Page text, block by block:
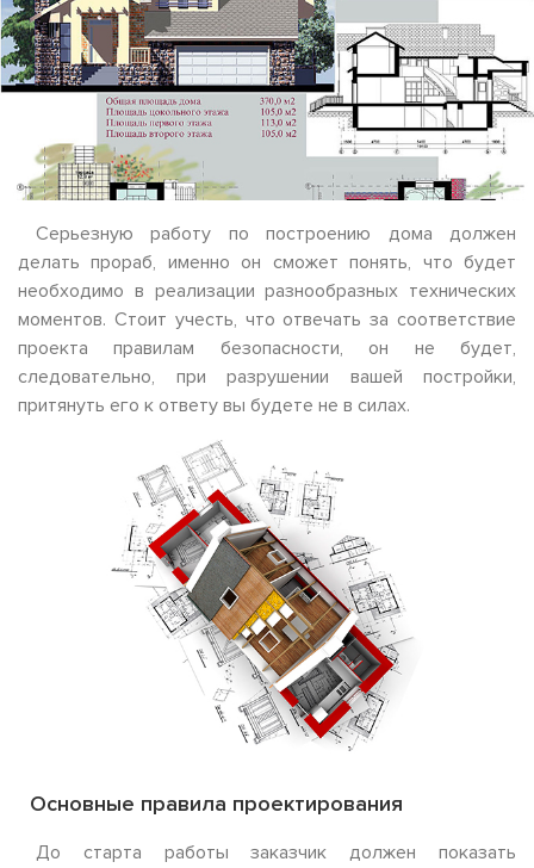
Серьезную работу по построению дома должен
делать прораб, именно он сможет понять, что будет
необходимо в реализации разнообразных технических
моментов. Стоит учесть, что отвечать за соответствие
проекта правилам безопасности, он не будет,
следовательно, при разрушении вашей постройки,
притянуть его к ответу вы будете не в силах.
Основные правила проектирования
До старта работы заказчик должен показать